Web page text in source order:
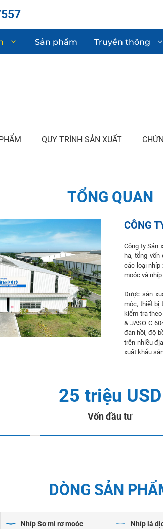
Sản phẩm Truyền thông
QUY TRÌNH SẢN XUẤT
TỔNG QUAN
CÔNG
Công ty Sản
ha, tổng
các loại nhíp
moóc và
Được sản
móc, thiết bị
kiểm tra
& JASO C
đàn hồi, độ
trên nhiều
xuất khẩu
25 triệu USD
Vốn đầu tư
DÒNG SẢN
Nhíp Sơ mi rơ moóc Nhíp lá